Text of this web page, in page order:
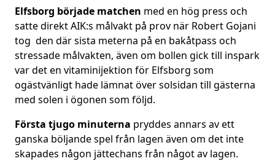
Elfsborg började matchen med en hög press och
satte direkt AIK:s målvakt på prov när Robert Gojani
tog den där sista meterna på en bakåtpass och
stressade målvakten, även om bollen gick till inspark
var det en vitaminijektion för Elfsborg som
ogästvänligt hade lämnat över solsidan till gästerna
med solen i ögonen som följd.
Första tjugo minuterna pryddes annars av ett
ganska böljande spel från lagen även om det inte
skapades någon jättechans från något av lagen.